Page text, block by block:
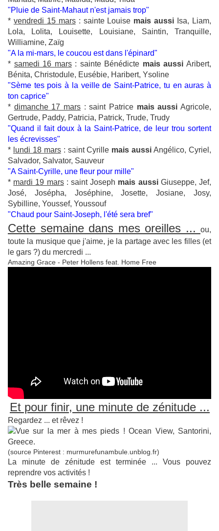
"Pluie de Saint-Mahaut n'est jamais trop"
* vendredi 15 mars: sainte Louise mais aussi Isa, Liam,
Lola, Lolita, Louisette, Louisiane, Saintin, Tranquille,
Williamine, Zaïg
"A la mi-mars, le coucou est dans l'épinard"
* samedi 16 mars: sainte Bénédicte mais aussi Aribert,
Bénita, Christodule, Eusébie, Haribert, Ysoline
"Sème tes pois à la veille de Saint-Patrice, tu en auras à
ton caprice"
* dimanche 17 mars : saint Patrice mais aussi Agricole,
Gertrude, Paddy, Patricia, Patrick, Trude, Trudy
"Quand il fait doux à la Saint-Patrice, de leur trou sortent
les écrevisses"
* lundi 18 mars: saint Cyrille mais aussi Angélico, Cyriel,
Salvador, Salvator, Sauveur
"A Saint-Cyrille, une fleur pour mille"
* mardi 19 mars: saint Joseph mais aussiGiuseppe, Jef,
José, Josépha, Joséphine, Josette, Josiane, Josy,
Sybilline, Youssef, Youssouf
"Chaud pour Saint-Joseph, l'été sera bref"
Cette semaine dans mes oreilles ...
ou,
toute la musique que j'aime, je la partage avec les filles (et
le gars ?) du mercredi ...
Amazing Grace - Peter Hollens feat. Home Free
Et pour finir, une minute de zénitude ...
Regardez ... et rêvez !
(source Pinterest : murmurefunambule.unblog.fr)
La minute de zénitude est terminée ... Vous pouvez
reprendre vos activités !
Très belle semaine !